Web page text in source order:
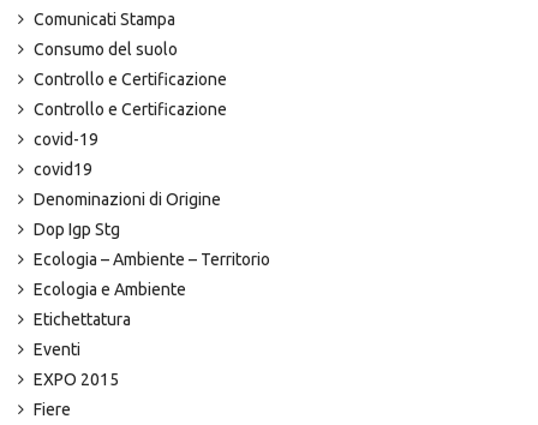
Comunicati Stampa
Consumo del suolo
Controllo e Certificazione
Controllo e Certificazione
covid-19
covid19
Denominazioni di Origine
Dop Igp Stg
Ecologia – Ambiente – Territorio
Ecologia e Ambiente
Etichettatura
Eventi
EXPO 2015
Fiere